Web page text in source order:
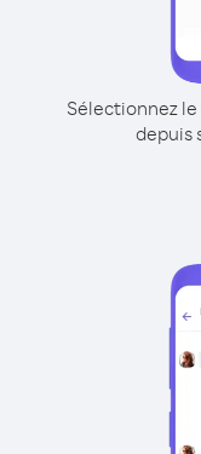
Sélectionnez
depuis